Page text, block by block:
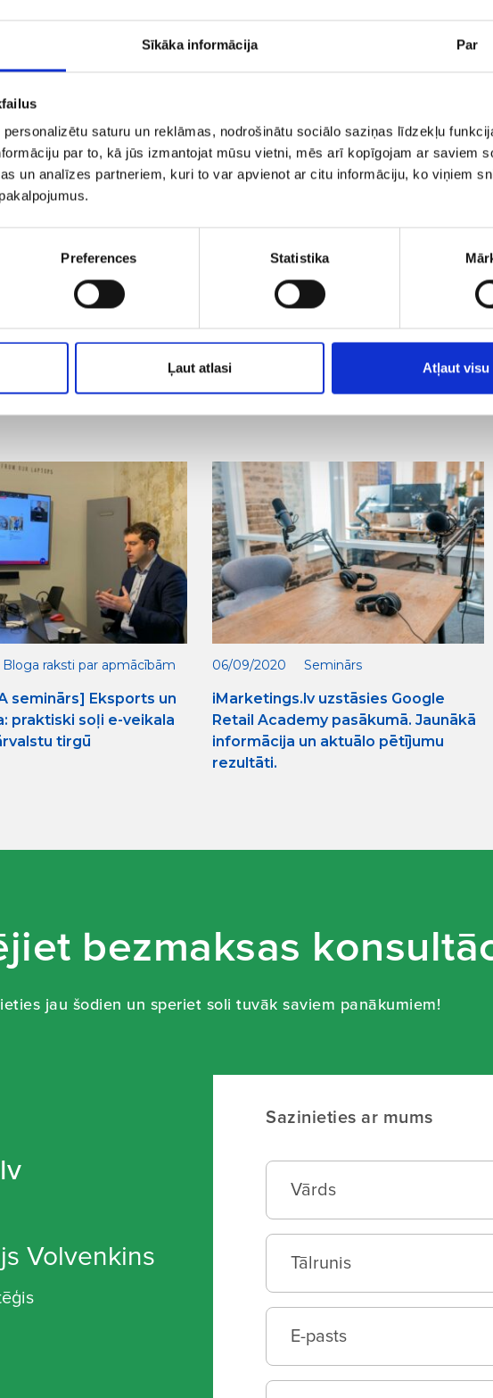
Sīkāka informācija Par
saturu un reklāmas, nodrošinātu sociālo saziņas līdzekļu
par to, kā jūs izmantojat mūsu vietni, mēs arī kopīgojam ar saviem
un analīzes partneriem, kuri to var apvienot ar citu informāciju, ko viņiem
Preferences Statistika
Ļaut atlasi Atļaut visu
par digitālo mārketingu.
AdWords
treneris. Semināru, konferenču, praktisko
Mentors.
Bloga raksti par apmācībām
seminārs] Eksports un
praktiski soļi e-veikala
tirgū
06/09/2020 Seminārs
iMarketings.lv uzstāsies Google
Retail Academy pasākumā. Jaunākā
informācija un aktuālo pētījumu
rezultāti.
bezmaksas
jau šodien un speriet soli tuvāk saviem panākumiem!
Volvenkins
Sazinieties ar mums